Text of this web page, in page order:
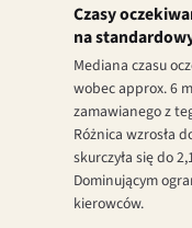
Czasy
na
Mediana czasu
wobec approx. 6
zamawianego z
Różnica wzrosła
skurczyła się do
Dominującym
kierowców.